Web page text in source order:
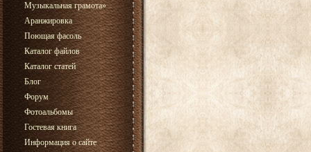
Музыкальная грамота»
Аранжировка
Поющая фасоль
Каталог файлов
Каталог статей
Блог
Форум
Фотоальбомы
Гостевая книга
Информация о сайте